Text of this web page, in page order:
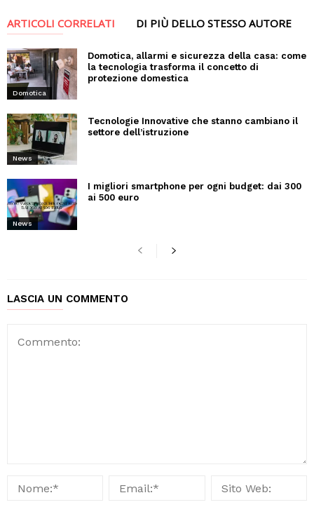
ARTICOLI CORRELATI DI PIÙ DELLO STESSO AUTORE
Domotica
Domotica, allarmi e sicurezza della casa: come
la tecnologia trasforma il concetto di
protezione domestica
News
Tecnologie Innovative che stanno cambiano il
settore dell’istruzione
News
I migliori smartphone per ogni budget: dai 300
ai 500 euro
LASCIA UN COMMENTO